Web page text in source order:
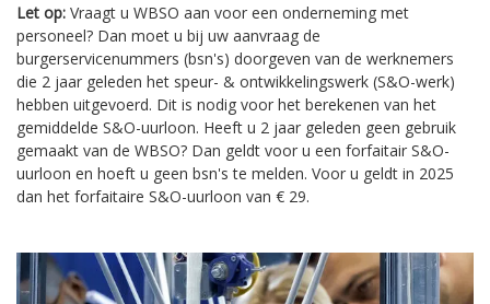
Let op: Vraagt u WBSO aan voor een onderneming met
personeel? Dan moet u bij uw aanvraag de
burgerservicenummers (bsn's) doorgeven van de werknemers
die 2 jaar geleden het speur- & ontwikkelingswerk (S&O-werk)
hebben uitgevoerd. Dit is nodig voor het berekenen van het
gemiddelde S&O-uurloon. Heeft u 2 jaar geleden geen gebruik
gemaakt van de WBSO? Dan geldt voor u een forfaitair S&O-
uurloon en hoeft u geen bsn's te melden. Voor u geldt in 2025
dan het forfaitaire S&O-uurloon van € 29.